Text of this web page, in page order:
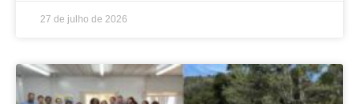
27 de julho de 2026